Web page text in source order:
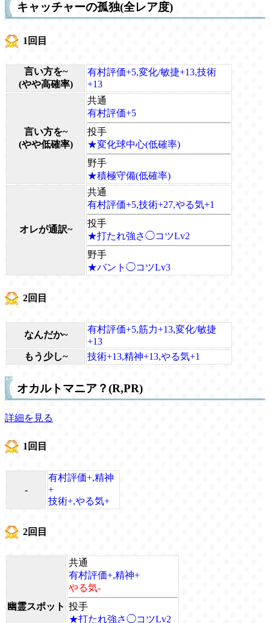
キャッチャーの孤独(全レア度)
1回目
言い方を~
(やや高確率)
有村評価+5,変化/敏捷+13,技術
+13
言い方を~
(やや低確率)
共通
有村評価+5
投手
★変化球中心(低確率)
野手
★積極守備(低確率)
オレが通訳~
共通
有村評価+5,技術+27,やる気+1
投手
★打たれ強さ◯コツLv2
野手
★バント◯コツLv3
2回目
なんだか~
有村評価+5,筋力+13,変化/敏捷
+13
もう少し~
技術+13,精神+13,やる気+1
オカルトマニア？(R,PR)
詳細を見る
1回目
-
有村評価+,精神
+
技術+,やる気+
2回目
幽霊スポット
共通
有村評価+,精神+
やる気-
投手
★打たれ強さ◯コツLv2